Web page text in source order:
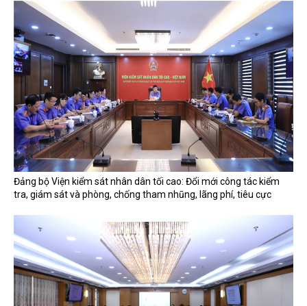
Đảng bộ Viện kiểm sát nhân dân tối cao: Đổi mới công tác kiểm
tra, giám sát và phòng, chống tham nhũng, lãng phí, tiêu cực